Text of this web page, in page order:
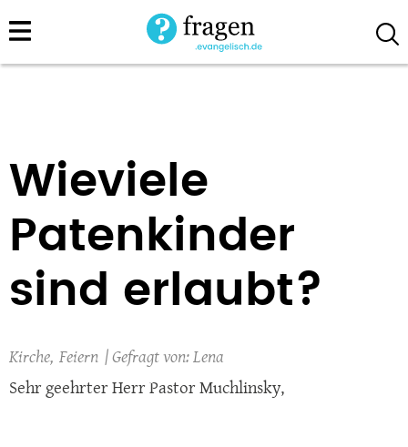
Direkt
zum
Wieviele
Patenkinder
sind erlaubt?
Kirche Feiern
Lena
Sehr geehrter Herr Pastor Muchlinsky,